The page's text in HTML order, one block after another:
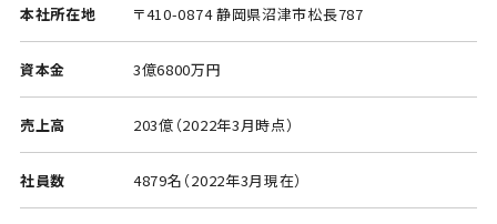
本社所在地 〒410-0874 静岡県沼津市松長787
資本金 3億6800万円
売上高 203億（2022年3月時点）
社員数 4879名（2022年3月現在）